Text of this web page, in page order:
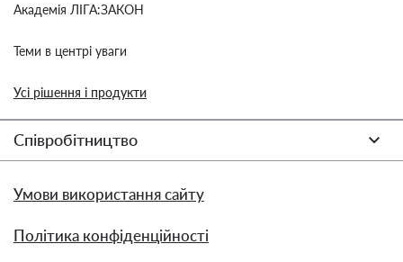
Академія ЛІГА:ЗАКОН
Теми в центрі уваги
Усі рішення і продукти
Співробітництво
Умови використання сайту
Політика конфіденційності